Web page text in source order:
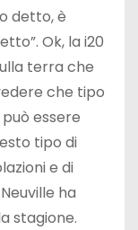
detto, è
Ok, la i20
terra che
che tipo
essere
tipo di
e di
ha
stagione.